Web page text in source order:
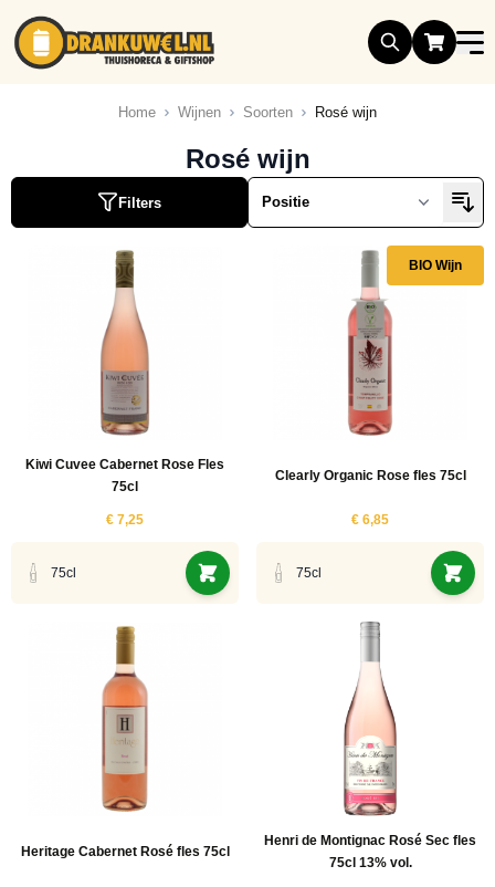
Ga naar de inhoud
Home Wijnen Soorten Rosé wijn
Rosé wijn
Filters
Kiwi Cuvee Cabernet Rose Fles
75cl
€ 7,25
75cl
BIO Wijn
Clearly Organic Rose fles 75cl
€ 6,85
75cl
Heritage Cabernet Rosé fles 75cl
Henri de Montignac Rosé Sec fles
75cl 13% vol.